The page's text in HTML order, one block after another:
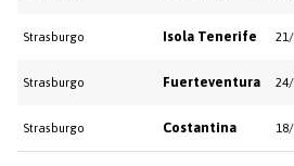
Strasburgo Isola Tenerife
Strasburgo Fuerteventura
Strasburgo Costantina